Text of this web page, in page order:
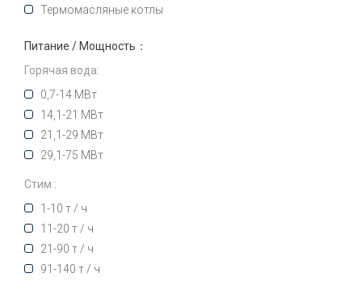
Термомасляные котлы
Питание / Мощность：
Горячая вода:
0,7-14 МВт
14,1-21 МВт
21,1-29 МВт
29,1-75 МВт
Стим :
1-10 т / ч
11-20 т / ч
21-90 т / ч
91-140 т / ч